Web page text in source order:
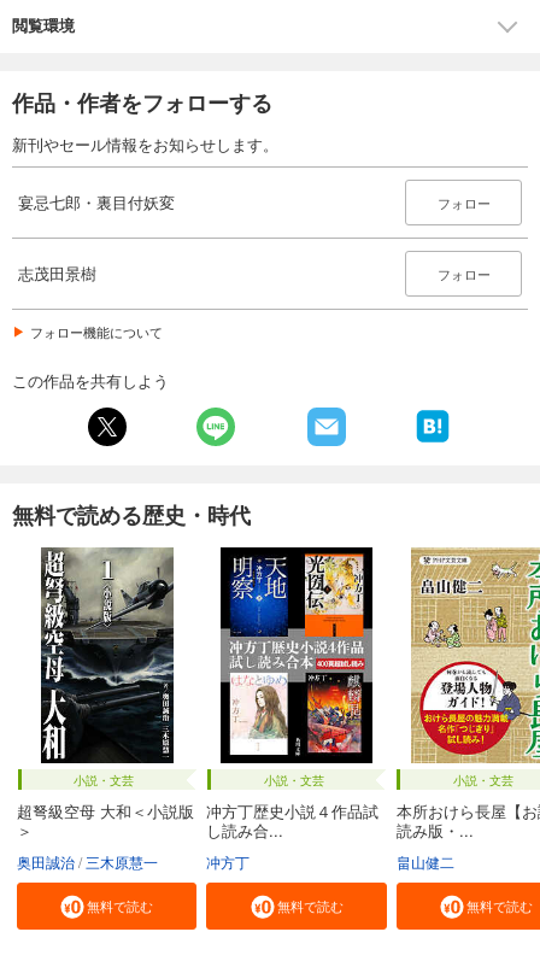
閲覧環境
作品・作者をフォローする
新刊やセール情報をお知らせします。
宴忌七郎・裏目付妖変 フォロー
志茂田景樹 フォロー
フォロー機能について
この作品を共有しよう
無料で読める歴史・時代
小説・文芸
超弩級空母 大和＜小説版
＞
奥田誠治 三木原慧一
無料で読む
小説・文芸
冲方丁歴史小説４作品試
し読み合...
冲方丁
無料で読む
小説・文芸
本所おけら長屋【
読み版・...
畠山健二
無料で読む